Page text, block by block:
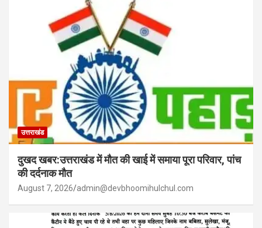
उत्तराखंड
दुखद खबर:उत्तराखंड में मौत की खाई में समाया पूरा परिवार, पांच
की दर्दनाक मौत
August 7, 2026 admin@devbhoomihulchul.com